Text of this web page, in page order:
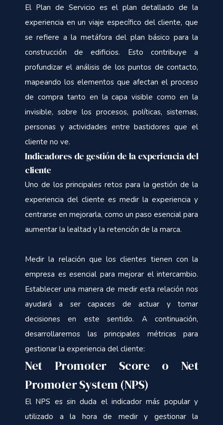
El Plan de Servicio es el plan detallado de la
experiencia en un viaje específico del cliente, que
se refiere a la metáfora del plan básico para la
construcción de edificios. Esto contribuye a
profundizar el análisis de los puntos de contacto,
mapeando los elementos que afectan el proceso
de compra tanto en la capa visible como en la
invisible, sobre los procesos, políticas, sistemas,
personas y actividades entre bastidores que el
cliente no ve.
Indicadores de gestión de la experiencia del
cliente
Uno de los principales retos para la gestión de la
experiencia del cliente es medir la experiencia y
centrarse en mejorarla, como un paso esencial para
aumentar la lealtad y la retención de la marca.
Medir la relación que los clientes tienen con la
empresa es esencial para mejorar el intercambio.
Establecer una manera de medir esta relación nos
ayudará a ser capaces de actuar y tomar
decisiones en este sentido. A continuación,
desarrollaremos las principales métricas para
gestionar la experiencia del cliente:
Net Promoter Score o Net
Promoter System (NPS)
El NPS es sin duda el indicador más popular y
utilizado a la hora de medir y gestionar la